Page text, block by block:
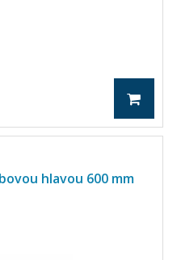
hlavou 600 mm